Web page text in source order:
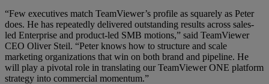
“Few executives match TeamViewer’s profile as squarely as Peter
does. He has repeatedly delivered outstanding results across sales-
led Enterprise and product-led SMB motions,” said TeamViewer
CEO Oliver Steil. “Peter knows how to structure and scale
marketing organizations that win on both brand and pipeline. He
will play a pivotal role in translating our TeamViewer ONE platform
strategy into commercial momentum.”